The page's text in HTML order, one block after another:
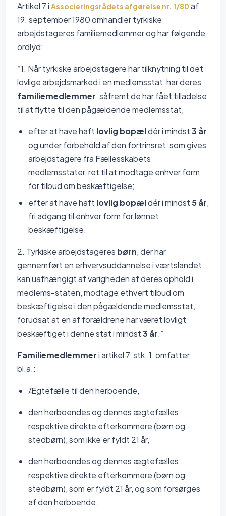
Artikel 7 i Associeringsrådets afgørelse nr. 1/80 af
19. september 1980 omhandler tyrkiske
arbejdstageres familiemedlemmer og har følgende
ordlyd:
“1. Når tyrkiske arbejdstagere har tilknytning til det
lovlige arbejdsmarked i en medlemsstat, har deres
familiemedlemmer, såfremt de har fået tilladelse
til at flytte til den pågældende medlemsstat,
efter at have haft lovlig bopældér i mindst3 år,
og under forbehold af den fortrinsret, som gives
arbejdstagere fra Fællesskabets
medlemsstater, ret til at modtage enhver form
for tilbud om beskæftigelse;
efter at have haft lovlig bopældér i mindst 5 år,
fri adgang til enhver form for lønnet
beskæftigelse.
2. Tyrkiske arbejdstageres børn, der har
gennemført en erhvervsuddannelse i værtslandet,
kan uafhængigt af varigheden af deres ophold i
medlems-staten, modtage ethvert tilbud om
beskæftigelse i den pågældende medlemsstat,
forudsat at en af forældrene har været lovligt
beskæftiget i denne stat i mindst3 år.”
Familiemedlemmeri artikel 7, stk. 1, omfatter
bl.a.:
Ægtefælle til den herboende,
den herboendes og dennes ægtefælles
respektive direkte efterkommere (børn og
stedbørn), som ikke er fyldt 21 år,
den herboendes og dennes ægtefælles
respektive direkte efterkommere (børn og
stedbørn), som er fyldt 21 år, og som forsørges
af den herboende,